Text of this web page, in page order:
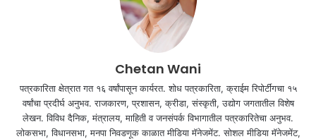
Chetan Wani
पत्रकारिता क्षेत्रात गत १६ वर्षांपासून कार्यरत. शोध पत्रकारिता, क्राईम रिपोर्टींगचा १५
वर्षांचा प्रदीर्घ अनुभव. राजकारण, प्रशासन, क्रीडा, संस्कृती, उद्योग जगतातील विशेष
लेखन. विविध दैनिक, मंत्रालय, माहिती व जनसंपर्क विभागातील पत्रकारितेचा अनुभव.
लोकसभा, विधानसभा, मनपा निवडणूक काळात मीडिया मॅनेजमेंट. सोशल मीडिया मॅनेजमेंट,